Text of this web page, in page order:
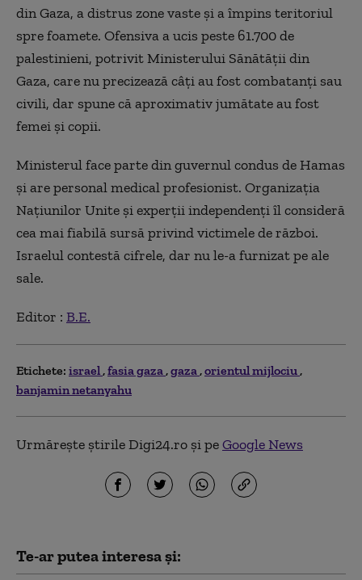
din Gaza, a distrus zone vaste şi a împins teritoriul
spre foamete. Ofensiva a ucis peste 61.700 de
palestinieni, potrivit Ministerului Sănătăţii din
Gaza, care nu precizează câţi au fost combatanţi sau
civili, dar spune că aproximativ jumătate au fost
femei şi copii.
Ministerul face parte din guvernul condus de Hamas
şi are personal medical profesionist. Organizaţia
Naţiunilor Unite şi experţii independenţi îl consideră
cea mai fiabilă sursă privind victimele de război.
Israelul contestă cifrele, dar nu le-a furnizat pe ale
sale.
Editor : B.E.
Etichete: israel fasia gaza gaza orientul mijlociu
banjamin netanyahu
Urmărește știrile Digi24.ro și peGoogle News
Te-ar putea interesa și: